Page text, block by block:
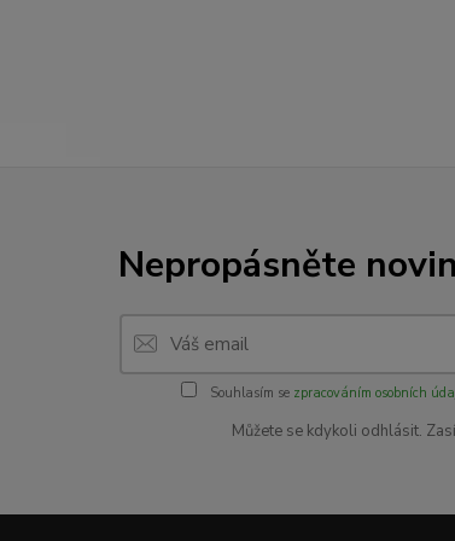
Nepropásněte
Souhlasím se zpracováním osobních
Můžete se kdykoli odhlásit.